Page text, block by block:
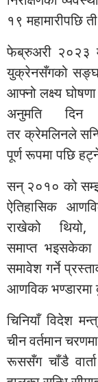
१९महामारीपछिती
फेब्रुअरी २०२३
युक्रेनसँगको
आफ्नो लक्ष्य
अनुमति
तरक्रेमलिनले
पूर्ण रूपमा पछि
सन् २०१० को
ऐतिहासिक
राखेको
समाप्तभइसकेका
समावेश गर्ने
आणविक भण्डारमा
चिनियाँ विदेश
चीन वर्तमान
रूससँग चाँडै